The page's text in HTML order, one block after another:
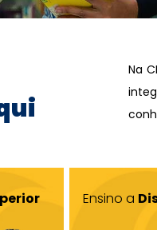
Na
Ensino a